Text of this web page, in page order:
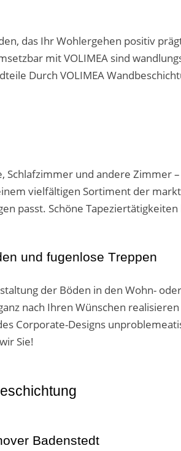
das Ihr Wohlergehen positiv
mit VOLIMEA sind
Durch VOLIMEA
und andere Zimmer
vielfältigen Sortiment der
passt. Schöne
und fugenlose Treppen
der Böden in den Wohn-
nach Ihren Wünschen
Corporate-Designs
Sie!
Badenstedt